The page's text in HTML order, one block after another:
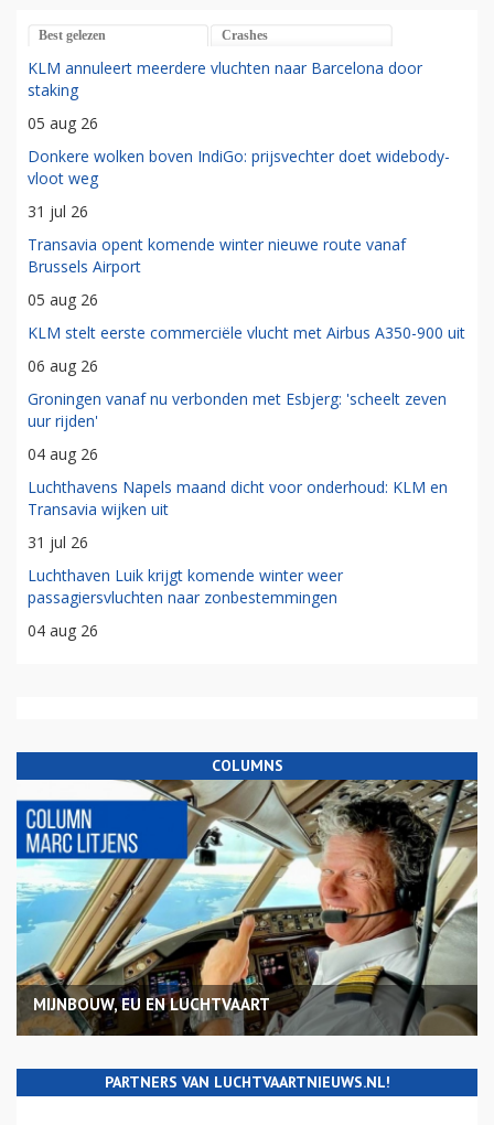
Best gelezen Crashes
KLM annuleert meerdere vluchten naar Barcelona door
staking
05 aug 26
Donkere wolken boven IndiGo: prijsvechter doet widebody-
vloot weg
31 jul 26
Transavia opent komende winter nieuwe route vanaf
Brussels Airport
05 aug 26
KLM stelt eerste commerciële vlucht met Airbus A350-900 uit
06 aug 26
Groningen vanaf nu verbonden met Esbjerg: 'scheelt zeven
uur rijden'
04 aug 26
Luchthavens Napels maand dicht voor onderhoud: KLM en
Transavia wijken uit
31 jul 26
Luchthaven Luik krijgt komende winter weer
passagiersvluchten naar zonbestemmingen
04 aug 26
COLUMNS
MIJNBOUW, EU EN LUCHTVAART
PARTNERS VAN LUCHTVAARTNIEUWS.NL!